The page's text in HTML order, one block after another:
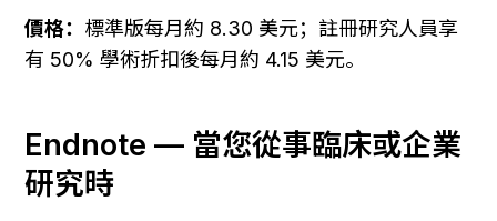
價格： 標準版每月約 8.30 美元；註冊研究人員享
有 50% 學術折扣後每月約 4.15 美元。
Endnote — 當您從事臨床或企業
研究時